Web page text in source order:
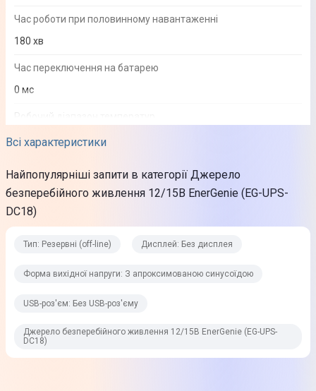
Всі характеристики
Час роботи при половинному навантаженні
180 хв
Час переключення на батарею
0 мс
0 - 40 °C
Дисплей
Час повної зарядки батареї
1 год
Рівень шуму
Найпопулярніші запити в категорії Джерело
безперебійного живлення 12/15В EnerGenie (EG-UPS-
DC18)
Тип: Резервні (off-line) Дисплей: Без дисплея
Форма вихідної напруги: З апроксимованою синусоїдою
USB-роз'єм: Без USB-роз'єму
Джерело безперебійного живлення 12/15В EnerGenie (EG-UPS-
DC18)